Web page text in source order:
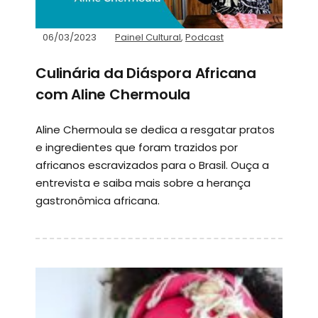
06/03/2023 Painel Cultural, Podcast
Culinária da Diáspora Africana
com Aline Chermoula
Aline Chermoula se dedica a resgatar pratos
e ingredientes que foram trazidos por
africanos escravizados para o Brasil. Ouça a
entrevista e saiba mais sobre a herança
gastronômica africana.